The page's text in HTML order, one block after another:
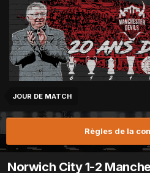
JOUR DE MATCH
Règles de la
Norwich City 1-2